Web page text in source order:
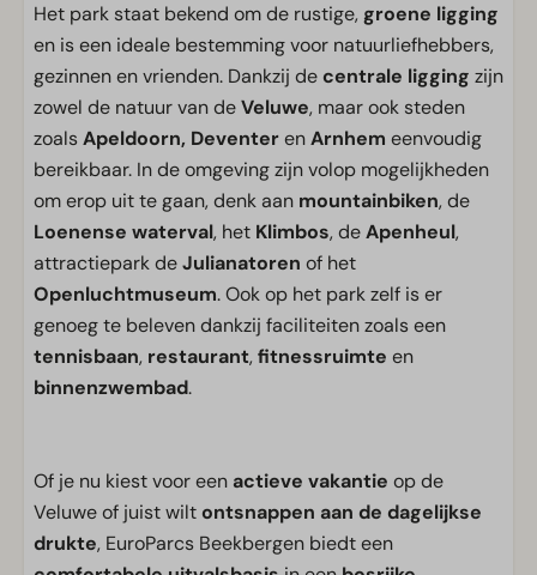
Het park staat bekend om de rustige, groene ligging
en is een ideale bestemming voor natuurliefhebbers,
gezinnen en vrienden. Dankzij decentrale ligging zijn
zowel de natuur van deVeluwe, maar ook steden
zoalsApeldoorn, DeventerenArnhem eenvoudig
bereikbaar. In de omgeving zijn volop mogelijkheden
om erop uit te gaan, denk aan mountainbiken, de
Loenense waterval, het Klimbos, deApenheul,
attractiepark deJulianatoren of het
Openluchtmuseum. Ook op het park zelf is er
genoeg te beleven dankzij faciliteiten zoals een
tennisbaan, restaurant,fitnessruimte en
binnenzwembad.
Of je nu kiest voor een actieve vakantie op de
Veluwe of juist wiltontsnappen aan de dagelijkse
drukte, EuroParcs Beekbergen biedt een